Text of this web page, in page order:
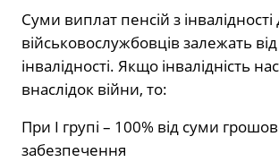
Суми виплат пенсій з інвалідності
військовослужбовців залежать
інвалідності. Якщо інвалідність
внаслідок війни, то:
При I групі – 100% від суми
забезпечення